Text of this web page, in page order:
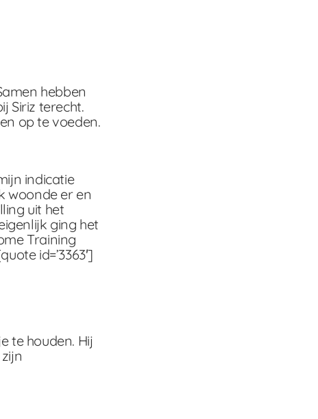
hebben
Siriz terecht.
op te voeden.
indicatie
woonde er en
uit het
ging het
Training
id=’3363′]
te houden. Hij